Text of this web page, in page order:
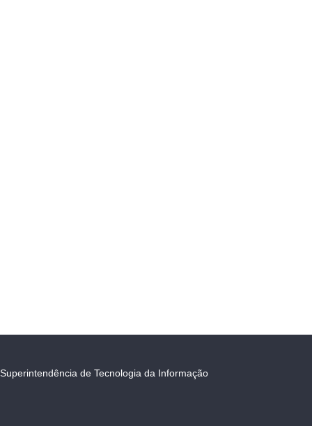
Superintendência de Tecnologia da Informação